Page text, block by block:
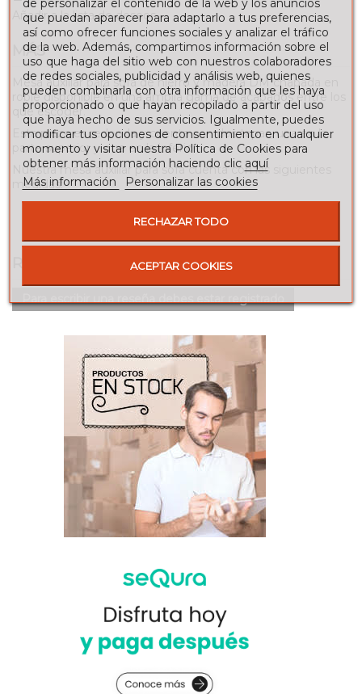
Añadir a la lista de deseos
MÁS
Mesa auxiliar para sofá de hierro y madera DM chapada en
roble disponible en una amplia gama de acabados entre los
que escoger.
Esta pieza es redonda y cuenta con dos tapas, una en la
parte superior y otra en la inferior.
Nuestra mesa auxiliar para sofá cuenta con las siguientes
medidas:
Para escribir una reseña debes estar registrado
que puedan aparecer para adaptarlo a tus preferencias,
así como ofrecer funciones sociales y analizar el tráfico
de la web. Además, compartimos información sobre el
uso que haga del sitio web con nuestros colaboradores
de redes sociales, publicidad y análisis web, quienes
pueden combinarla con otra información que les haya
proporcionado o que hayan recopilado a partir del uso
que haya hecho de sus servicios. Igualmente, puedes
modificar tus opciones de consentimiento en cualquier
momento y visitar nuestra Política de Cookies para
obtener más información haciendo clic aquí
Más información
Personalizar las cookies
RECHAZAR TODO
ACEPTAR COOKIES